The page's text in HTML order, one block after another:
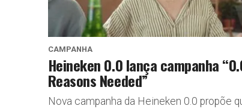
CAMPANHA
Heineken 0.0 lança campanha
Reasons Needed”
Nova campanha da Heineken 0.0 propõe